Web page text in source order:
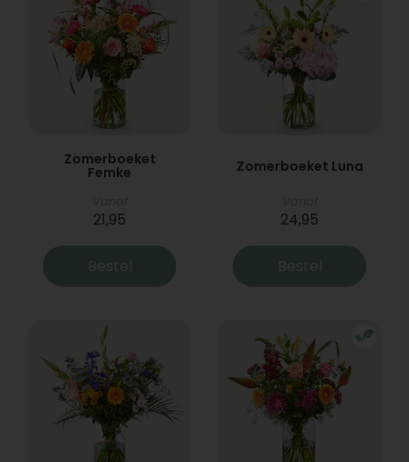
Zomerboeket
Femke
21,95
Bestel
Zomerboeket Luna
24,95
Bestel